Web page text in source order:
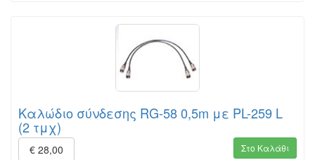
Καλώδιο σύνδεσης RG-58 0,5m με PL-259 L
(2 τμχ)
€ 28,00 Στο Καλάθι